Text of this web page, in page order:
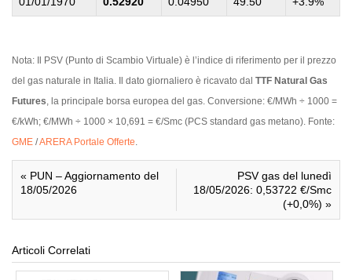
Nota: Il PSV (Punto di Scambio Virtuale) è l’indice di riferimento per il prezzo
del gas naturale in Italia. Il dato giornaliero è ricavato dal TTF Natural Gas
Futures , la principale borsa europea del gas. Conversione: €/MWh ÷ 1000 =
€/kWh; €/MWh ÷ 1000 × 10,691 = €/Smc (PCS standard gas metano). Fonte:
GME /ARERA Portale Offerte
« PUN – Aggiornamento del
18/05/2026
PSV gas del lunedì
18/05/2026: 0,53722 €/Smc
(+0,0%) »
Articoli Correlati